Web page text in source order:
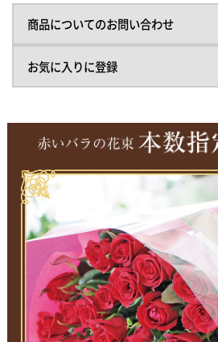
商品についてのお問い合わせ
お気に入りに登録